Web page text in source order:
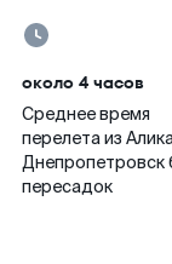
около 4 часов
Среднее время
перелета из
Днепропетровск
пересадок